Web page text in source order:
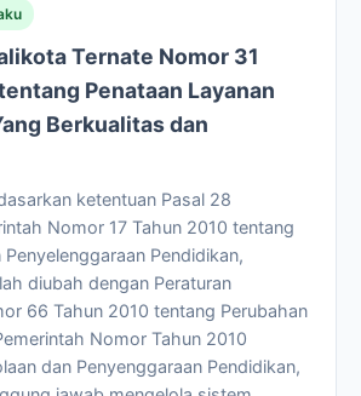
Ternate Nomor 31
Penataan Layanan
Berkualitas dan
ketentuan Pasal 28
Nomor 17 Tahun 2010 tentang
Penyelenggaraan Pendidikan,
diubah dengan Peraturan
66 Tahun 2010 tentang Perubahan
Nomor Tahun 2010
dan Penyenggaraan Pendidikan,